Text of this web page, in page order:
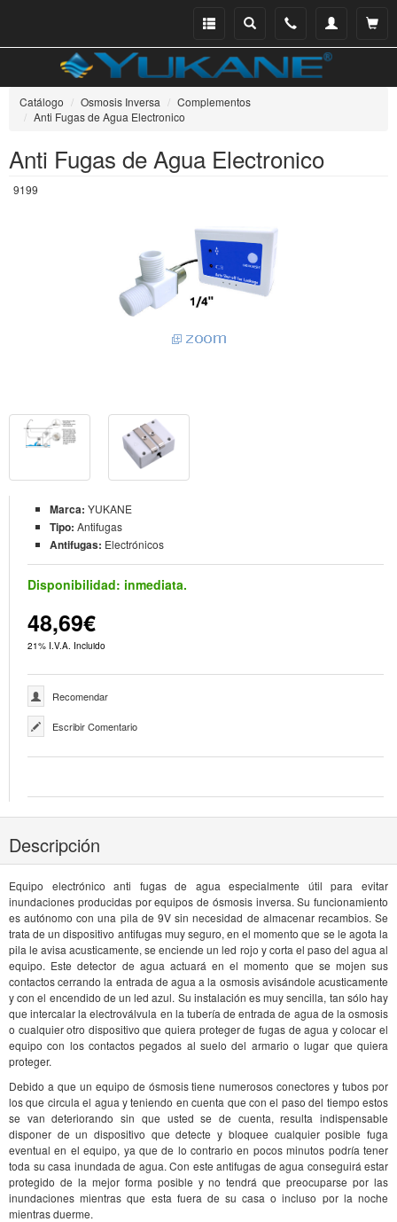
Ver
Mi
Teléfono
Buscar
Menu
Catálogo Osmosis Inversa
Complementos
Anti Fugas de Agua Electronico
Anti Fugas de Agua Electronico
9199
Marca: YUKANE
Tipo: Antifugas
Antifugas: Electrónicos
Disponibilidad: inmediata.
48,69€
21% I.V.A. Incluido
Recomendar
Escribir Comentario
Descripción
Equipo electrónico anti fugas de agua especialmente útil para evitar
inundaciones producidas por equipos de ósmosis inversa. Su funcionamiento
es autónomo con una pila de 9V sin necesidad de almacenar recambios. Se
trata de un dispositivo antifugas muy seguro, en el momento que se le agota la
pila le avisa acusticamente, se enciende un led rojo y corta el paso del agua al
equipo. Este detector de agua actuará en el momento que se mojen sus
contactos cerrando la entrada de agua a la osmosis avisándole acusticamente
y con el encendido de un led azul. Su instalación es muy sencilla, tan sólo hay
que intercalar la electroválvula en la tubería de entrada de agua de la osmosis
o cualquier otro dispositivo que quiera proteger de fugas de agua y colocar el
equipo con los contactos pegados al suelo del armario o lugar que quiera
proteger.
Debido a que un equipo de ósmosis tiene numerosos conectores y tubos por
los que circula el agua y teniendo en cuenta que con el paso del tiempo estos
se van deteriorando sin que usted se de cuenta, resulta indispensable
disponer de un dispositivo que detecte y bloquee cualquier posible fuga
eventual en el equipo, ya que de lo contrario en pocos minutos podría tener
toda su casa inundada de agua. Con este antifugas de agua conseguirá estar
protegido de la mejor forma posible y no tendrá que preocuparse por las
inundaciones mientras que esta fuera de su casa o incluso por la noche
mientras duerme.